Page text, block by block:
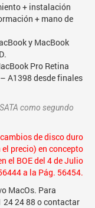
+ instalación
+ mano de
y MacBook
Pro Retina
A1398 desde finales
como segundo
de disco duro
precio) en concepto
el BOE del 4 de Julio
a la Pág. 56454.
MacOs. Para
24 24 88 ocontactar